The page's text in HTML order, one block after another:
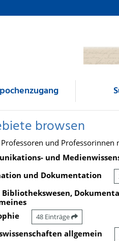
browsen
und Professorinnen
und
und Dokumentation
Bibliothekswesen,
48 Einträge
allgemein